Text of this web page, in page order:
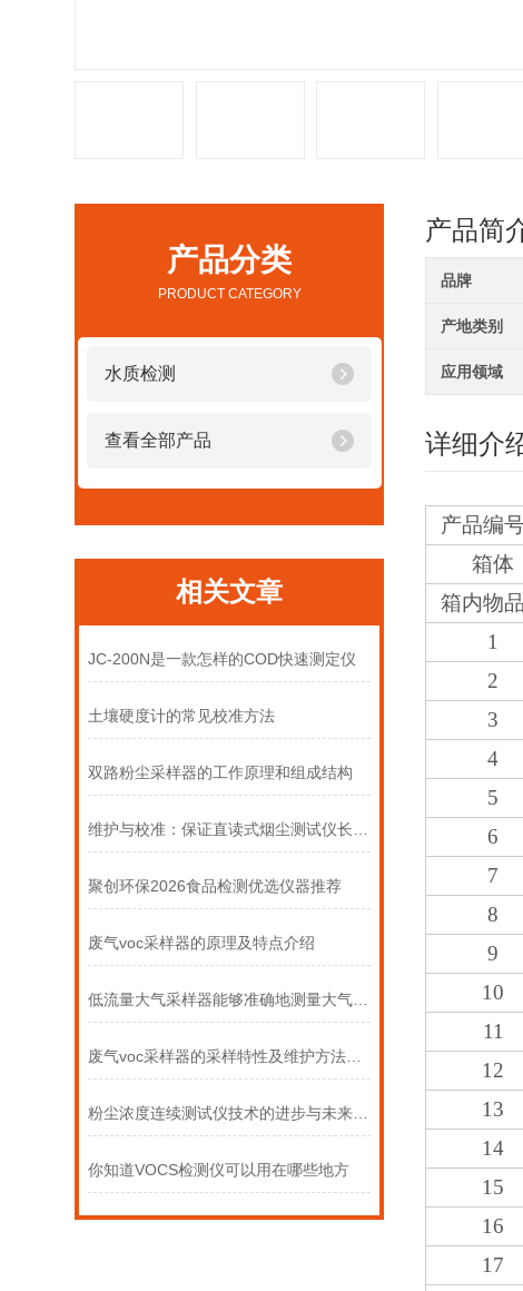
产品分类
PRODUCT CATEGORY
水质检测
查看全部产品
相关文章
JC-200N是一款怎样的COD快速测定仪
土壤硬度计的常见校准方法
双路粉尘采样器的工作原理和组成结构
聚创环保2026食品检测优选仪器推荐
废气voc采样器的原理及特点介绍
你知道VOCS检测仪可以用在哪些地方
产品简
品牌
产地类别
应用领域
详细介
产品编
箱体
箱内物品
1
2
3
4
5
6
7
8
9
10
11
12
13
14
15
16
17